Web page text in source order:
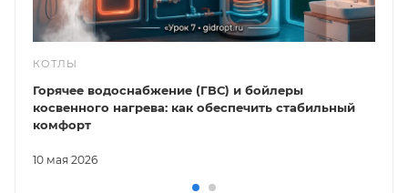
КОТЛЫ
10 мая 2026
Горячее водоснабжение (ГВС) и бойлеры
косвенного нагрева: как обеспечить стабильный
комфорт